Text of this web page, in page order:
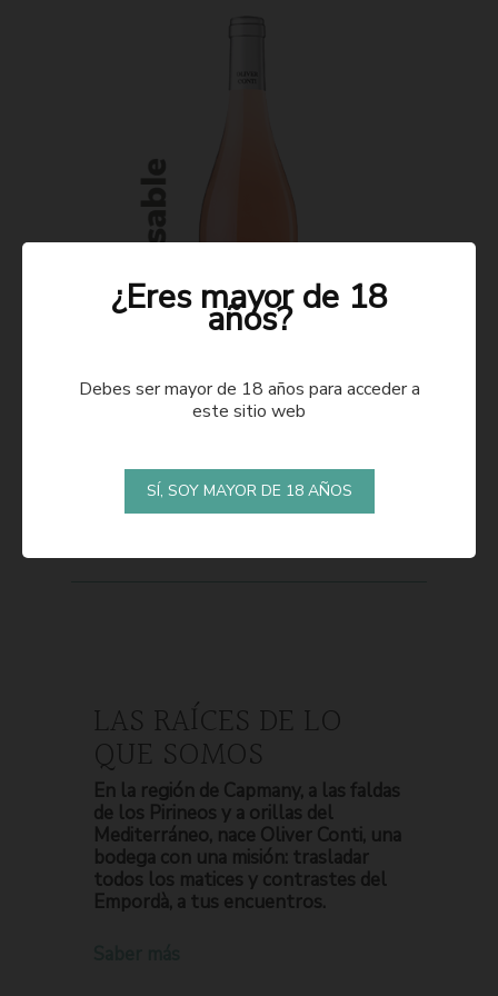
LAS RAÍCES DE LO
QUE SOMOS
En la región de Capmany, a las faldas
de los Pirineos y a orillas del
Mediterráneo, nace Oliver Conti, una
bodega con una misión: trasladar
todos los matices y contrastes del
Empordà, a tus encuentros.
¿Eres mayor de 18
años?
Debes ser mayor de 18 años para acceder a
este sitio web
SÍ, SOY MAYOR DE 18 AÑOS